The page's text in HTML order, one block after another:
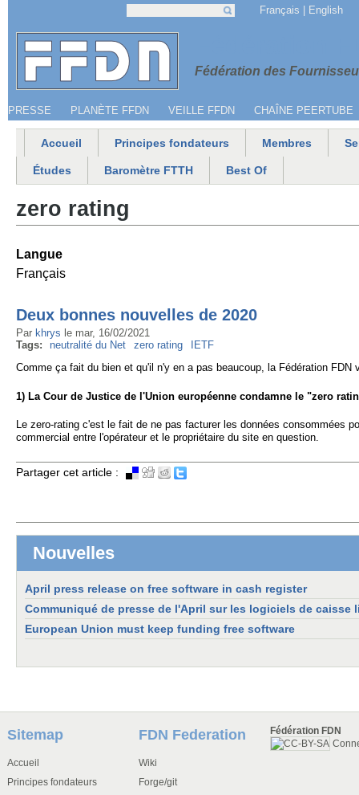
Jump to navigation
Fédération des
Menu secondaire
PRESSE PLANÈTE FFDN VEILLE FFDN CHAÎNE PEERTUBE
Français English
Menu principal
Accueil Principes fondateurs Membres
Études Baromètre FTTH Best Of
zero rating
Langue
Français
Deux bonnes nouvelles de 2020
Par khrys le mar, 16/02/2021
Tags:
neutralité du Net zero rating
IETF
Comme ça fait du bien et qu'il n'y en a pas beaucoup, la Fédération
1) La Cour de Justice de l'Union européenne condamne le "zero
Le zero-rating c'est le fait de ne pas facturer les données consommées
commercial entre l'opérateur et le propriétaire du site en question.
Partager cet article :
Nouvelles
April press release on free software in cash register
Communiqué de presse de l'April sur les logiciels de caisse
European Union must keep funding free software
Sitemap
Accueil
Principes fondateurs
FDN Federation
Wiki
Forge/git
Fédération FDN